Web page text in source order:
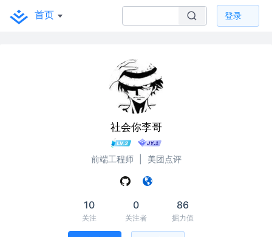
首页 登录
社会你李哥
前端工程师 美团点评
10
关注
0
关注者
86
掘力值